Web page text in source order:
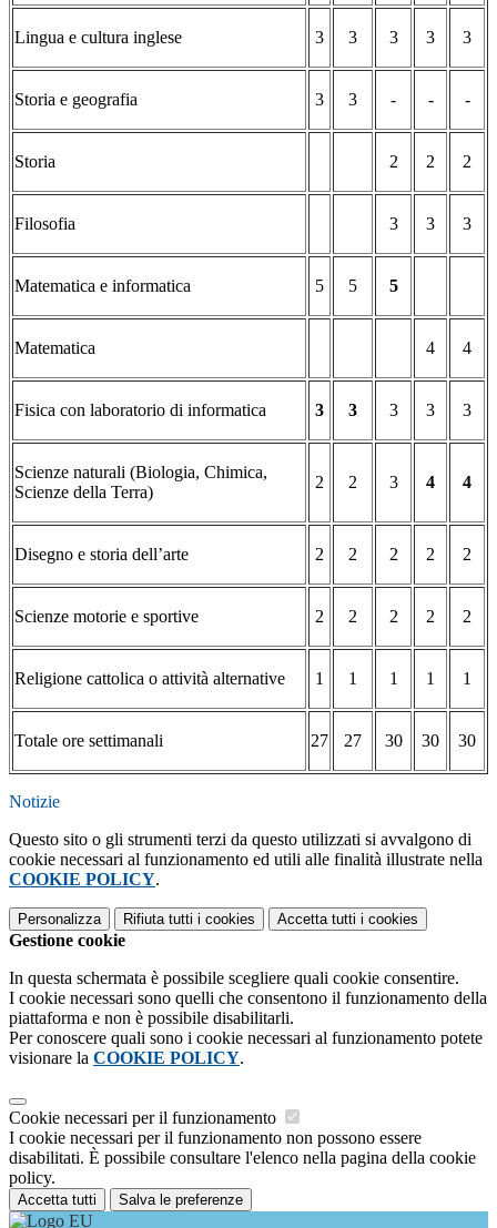
Lingua e cultura inglese 3 3 3 3 3
Storia e geografia 3 3 - - -
Storia 2 2 2
Filosofia 3 3 3
Matematica e informatica 5 5 5
Matematica 4 4
Fisica con laboratorio di informatica 3 3 3 3 3
Scienze naturali (Biologia, Chimica,
Scienze della Terra)
2 2 3 4 4
Disegno e storia dell’arte 2 2 2 2 2
Scienze motorie e sportive 2 2 2 2 2
Religione cattolica o attività alternative 1 1 1 1 1
Totale ore settimanali 27 27 30 30 30
Notizie
Questo sito o gli strumenti terzi da questo utilizzati si avvalgono di
cookie necessari al funzionamento ed utili alle finalità illustrate nella
COOKIE POLICY.
Personalizza Rifiuta tutti i cookies Accetta tutti i cookies
Gestione cookie
In questa schermata è possibile scegliere quali cookie consentire.
I cookie necessari sono quelli che consentono il funzionamento della
piattaforma e non è possibile disabilitarli.
Per conoscere quali sono i cookie necessari al funzionamento potete
visionare la COOKIE POLICY.
Cookie necessari per il funzionamento
I cookie necessari per il funzionamento non possono essere
disabilitati. È possibile consultare l'elenco nella pagina della cookie
policy.
Accetta tutti Salva le preferenze